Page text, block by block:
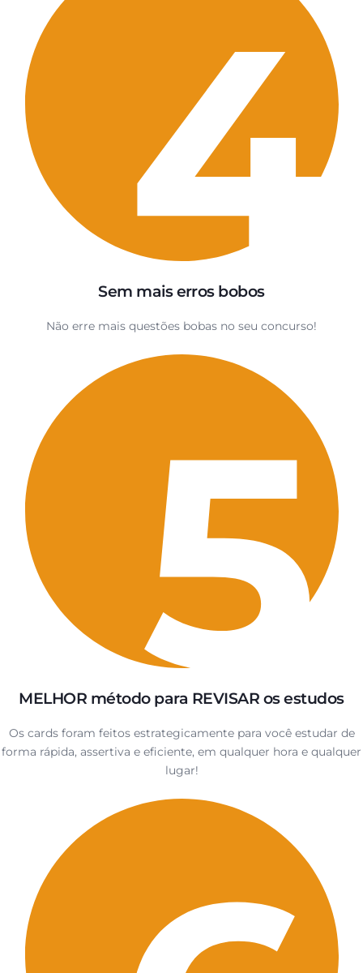
Sem mais erros bobos
Não erre mais questões bobas no seu concurso!
MELHOR método para REVISAR os estudos
Os cards foram feitos estrategicamente para você estudar de
forma rápida, assertiva e eficiente, em qualquer hora e qualquer
lugar!